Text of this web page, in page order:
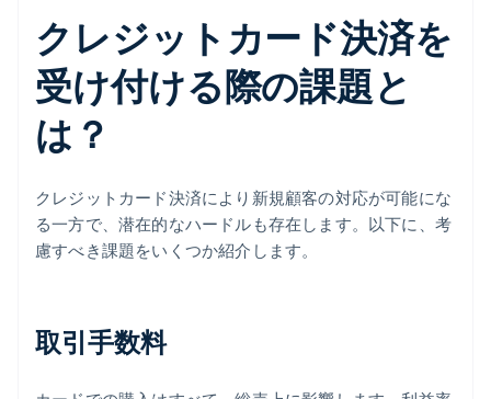
クレジットカード決済を
受け付ける際の課題と
は？
クレジットカード決済により新規顧客の対応が可能にな
る一方で、潜在的なハードルも存在します。以下に、考
慮すべき課題をいくつか紹介します。
取引手数料